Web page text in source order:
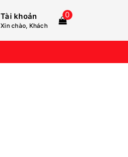
Tài khoản
Xin chào, Khách
0